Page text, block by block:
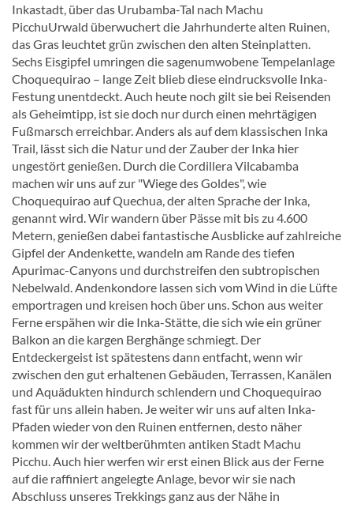
Inkastadt, über das Urubamba-Tal nach Machu
PicchuUrwald überwuchert die Jahrhunderte alten Ruinen,
das Gras leuchtet grün zwischen den alten Steinplatten.
Sechs Eisgipfel umringen die sagenumwobene Tempelanlage
Choquequirao – lange Zeit blieb diese eindrucksvolle Inka-
Festung unentdeckt. Auch heute noch gilt sie bei Reisenden
als Geheimtipp, ist sie doch nur durch einen mehrtägigen
Fußmarsch erreichbar. Anders als auf dem klassischen Inka
Trail, lässt sich die Natur und der Zauber der Inka hier
ungestört genießen. Durch die Cordillera Vilcabamba
machen wir uns auf zur "Wiege des Goldes", wie
Choquequirao auf Quechua, der alten Sprache der Inka,
genannt wird. Wir wandern über Pässe mit bis zu 4.600
Metern, genießen dabei fantastische Ausblicke auf zahlreiche
Gipfel der Andenkette, wandeln am Rande des tiefen
Apurimac-Canyons und durchstreifen den subtropischen
Nebelwald. Andenkondore lassen sich vom Wind in die Lüfte
emportragen und kreisen hoch über uns. Schon aus weiter
Ferne erspähen wir die Inka-Stätte, die sich wie ein grüner
Balkon an die kargen Berghänge schmiegt. Der
Entdeckergeist ist spätestens dann entfacht, wenn wir
zwischen den gut erhaltenen Gebäuden, Terrassen, Kanälen
und Aquädukten hindurch schlendern und Choquequirao
fast für uns allein haben. Je weiter wir uns auf alten Inka-
Pfaden wieder von den Ruinen entfernen, desto näher
kommen wir der weltberühmten antiken Stadt Machu
Picchu. Auch hier werfen wir erst einen Blick aus der Ferne
auf die raffiniert angelegte Anlage, bevor wir sie nach
Abschluss unseres Trekkings ganz aus der Nähe in